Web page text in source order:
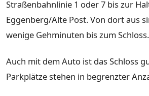
Straßenbahnlinie 1 oder 7 bis zur
Eggenberg/Alte Post. Von dort aus
wenige Gehminuten bis zum Schloss.
Auch mit dem Auto ist das Schloss
Parkplätze stehen in begrenzter